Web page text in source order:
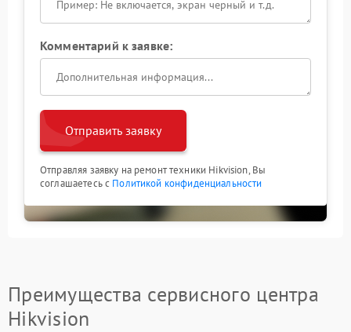
Комментарий к заявке:
Отправить заявку
Отправляя заявку на ремонт техники Hikvision, Вы
соглашаетесь с Политикой конфиденциальности
Преимущества сервисного центра
Hikvision